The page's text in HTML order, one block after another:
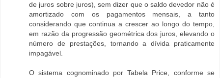
de juros sobre juros), sem dizer que o saldo devedor não é
amortizado com os pagamentos mensais, a tanto
considerando que continua a crescer ao longo do tempo,
em razão da progressão geométrica dos juros, elevando o
número de prestações, tornando a dívida praticamente
impagável.
O sistema cognominado por Tabela Price, conforme se